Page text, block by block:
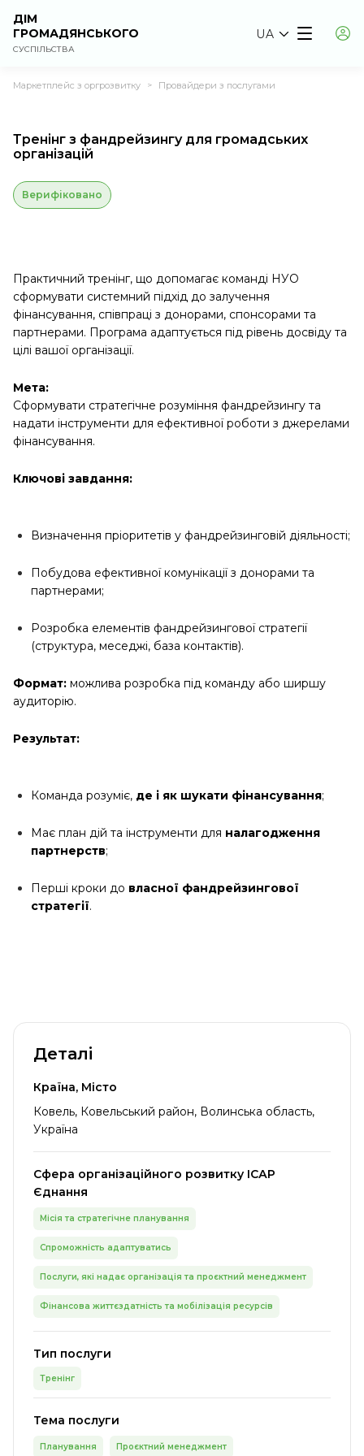
ДІМ
ГРОМАДЯНСЬКОГО
СУСПІЛЬСТВА
UA
Маркетплейс з оргрозвитку > Провайдери з послугами
Тренінг з фандрейзингу для громадських
організацій
Верифіковано
Практичний тренінг, що допомагає команді НУО
сформувати системний підхід до залучення
фінансування, співпраці з донорами, спонсорами та
партнерами. Програма адаптується під рівень досвіду та
цілі вашої організації.
Мета:
Сформувати стратегічне розуміння фандрейзингу та
надати інструменти для ефективної роботи з джерелами
фінансування.
Ключові завдання:
Визначення пріоритетів у фандрейзинговій діяльності;
Побудова ефективної комунікації з донорами та
партнерами;
Розробка елементів фандрейзингової стратегії
(структура, меседжі, база контактів).
Формат: можлива розробка під команду або ширшу
аудиторію.
Результат:
Команда розуміє, де і як шукати фінансування;
Має план дій та інструменти для налагодження
партнерств;
Перші кроки до власної фандрейзингової
стратегії.
Деталі
Країна, Місто
Ковель, Ковельський район, Волинська область,
Україна
Сфера організаційного розвитку ІСАР
Єднання
Місія та стратегічне планування
Спроможність адаптуватись
Послуги, які надає організація та проєктний менеджмент
Фінансова життєздатність та мобілізація ресурсів
Тип послуги
Тренінг
Тема послуги
Планування Проєктний менеджмент